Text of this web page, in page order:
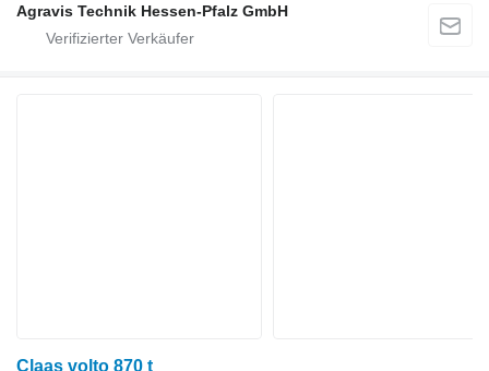
Agravis Technik Hessen-Pfalz GmbH
Claas volto 870 t